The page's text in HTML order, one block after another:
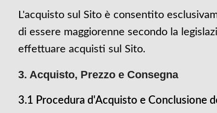
L'acquisto sul Sito è consentito
di essere maggiorenne secondo la
effettuare acquisti sul Sito.
3. Acquisto, Prezzo e Consegna
3.1 Procedura d'Acquisto e Conclusione